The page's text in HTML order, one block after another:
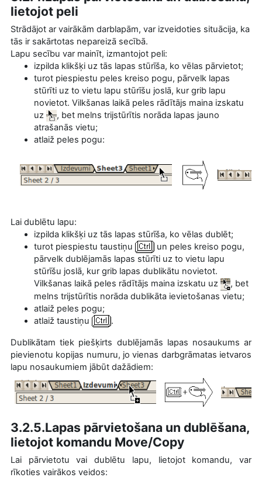
lietojot peli
Strādājot ar vairākām darblapām, var izveidoties situācija, ka
tās ir sakārtotas nepareizā secībā.
Lapu secību var mainīt, izmantojot peli:
izpilda klikšķi uz tās lapas stūrīša, ko vēlas pārvietot;
turot piespiestu peles kreiso pogu, pārvelk lapas
stūrīti uz to vietu lapu stūrīšu joslā, kur grib lapu
novietot. Vilkšanas laikā peles rādītājs maina izskatu
uz
, bet melns trijstūrītis norāda lapas jauno
atrašanās vietu;
atlaiž peles pogu:
Lai dublētu lapu:
izpilda klikšķi uz tās lapas stūrīša, ko vēlas dublēt;
turot piespiestu taustiņu
un peles kreiso pogu,
pārvelk dublējamās lapas stūrīti uz to vietu lapu
stūrīšu joslā, kur grib lapas dublikātu novietot.
Vilkšanas laikā peles rādītājs maina izskatu uz
, bet
melns trijstūrītis norāda dublikāta ievietošanas vietu;
atlaiž peles pogu;
atlaiž taustiņu
.
Dublikātam tiek piešķirts dublējamās lapas nosaukums ar
pievienotu kopijas numuru, jo vienas darbgrāmatas ietvaros
lapu nosaukumiem jābūt dažādiem:
3.2.5.Lapas pārvietošana un dublēšana,
lietojot komandu Move/Copy
Lai pārvietotu vai dublētu lapu, lietojot komandu, var
rīkoties vairākos veidos: